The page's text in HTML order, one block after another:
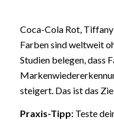
Coca-Cola Rot,
Farben sind weltweit
Studien belegen, dass
steigert. Das ist das
Praxis-Tipp:Teste